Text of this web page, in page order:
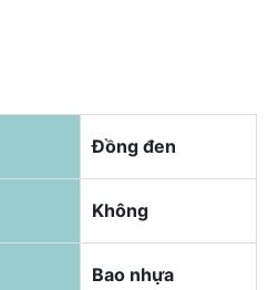
Đồng đen
Không
Bao nhựa